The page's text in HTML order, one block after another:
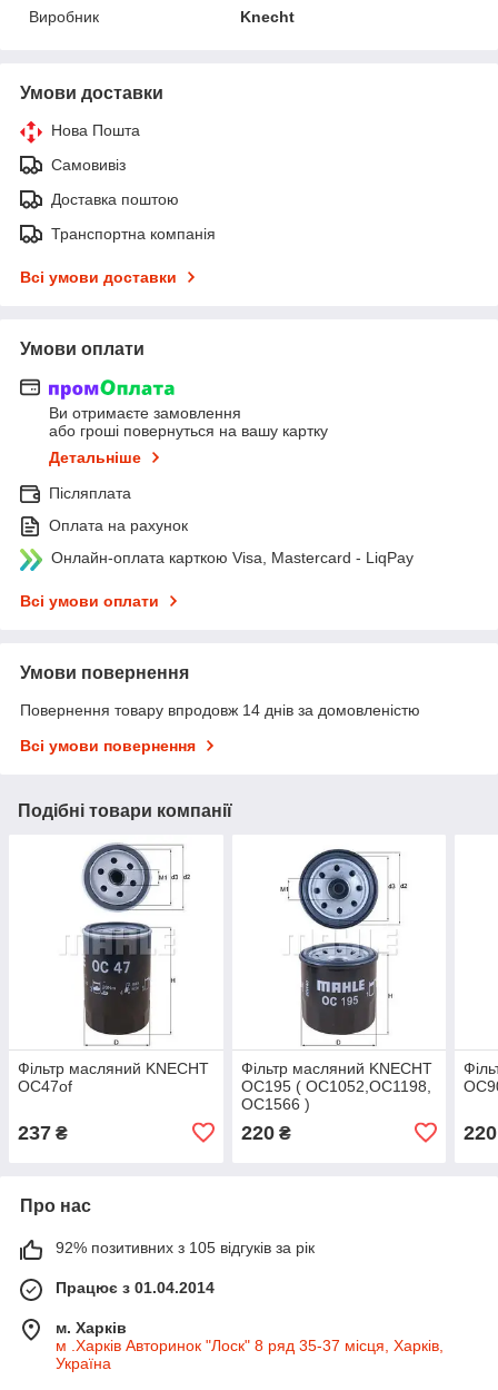
Виробник
Knecht
Умови доставки
Нова Пошта
Самовивіз
Доставка поштою
Транспортна компанія
Всі умови доставки
Умови оплати
Ви отримаєте замовлення
або гроші повернуться на вашу картку
Детальніше
Післяплата
Оплата на рахунок
Онлайн-оплата карткою Visa, Mastercard - LiqPay
Всі умови оплати
Умови повернення
Повернення товару впродовж 14 днів за домовленістю
Всі умови повернення
Подібні товари компанії
Фільтр масляний KNECHT
OC47of
237 ₴
Фільтр масляний KNECHT
OC195 ( OC1052,OC1198,
OC1566 )
220₴ 220
Про нас
92% позитивних з 105 відгуків за рік
Працює з 01.04.2014
м. Харків
м .Харків Авторинок "Лоск" 8 ряд 35-37 місця, Харків,
Україна